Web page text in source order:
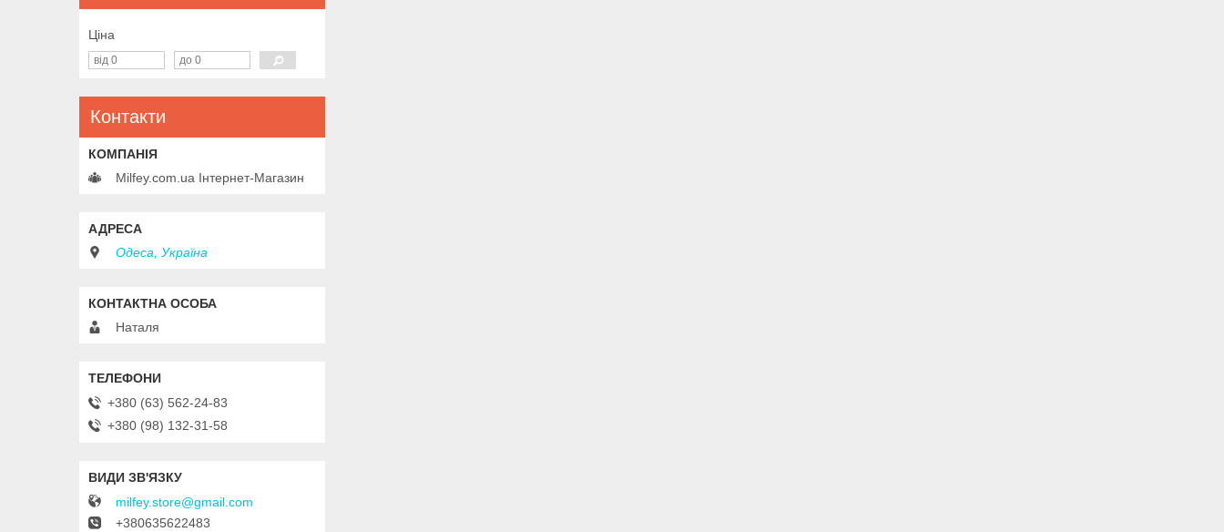
Ціна
Контакти
Milfey.com.ua Інтернет-Магазин
Одеса, Україна
Наталя
+380 (63) 562-24-83
+380 (98) 132-31-58
milfey.store@gmail.com
+380635622483